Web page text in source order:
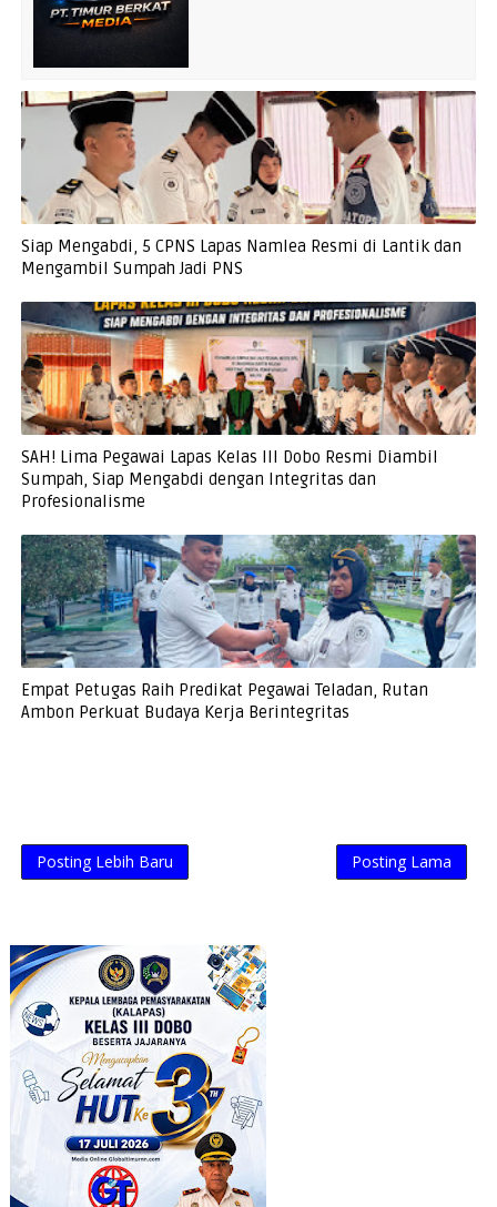
Siap Mengabdi, 5 CPNS Lapas Namlea Resmi di Lantik dan
Mengambil Sumpah Jadi PNS
SAH! Lima Pegawai Lapas Kelas III Dobo Resmi Diambil
Sumpah, Siap Mengabdi dengan Integritas dan
Profesionalisme
Empat Petugas Raih Predikat Pegawai Teladan, Rutan
Ambon Perkuat Budaya Kerja Berintegritas
Posting Lebih Baru Posting Lama